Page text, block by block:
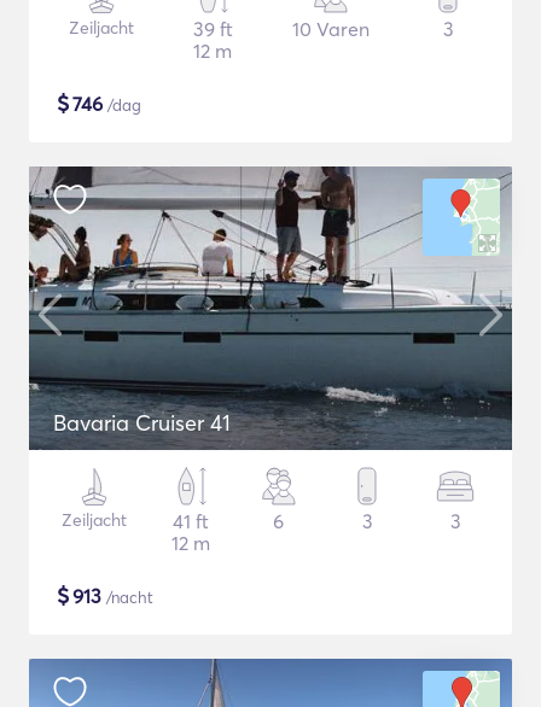
Zeiljacht
39 ft
12 m
10 Varen 3
$746 /dag
Bavaria Cruiser 41
Zeiljacht
41 ft
12 m
6 3 3
$913 /nacht